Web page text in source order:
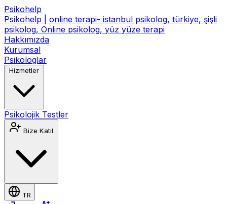
Psikohelp
Psikohelp | online terapi- istanbul psikolog, türkiye, şişli
psikolog, Online psikolog, yüz yüze terapi
Hakkımızda
Kurumsal
Psikologlar
Hizmetler
Psikolojik Testler
Bize Katıl
TR